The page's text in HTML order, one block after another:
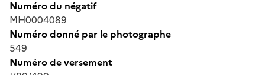
Numéro du négatif
MH0004089
Numéro donné par le photographe
549
Numéro de versement